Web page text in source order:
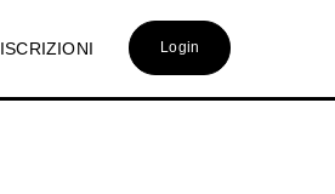
ISCRIZIONI Login